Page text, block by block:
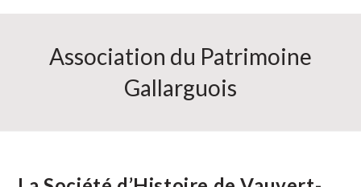
Association du Patrimoine
Gallarguois